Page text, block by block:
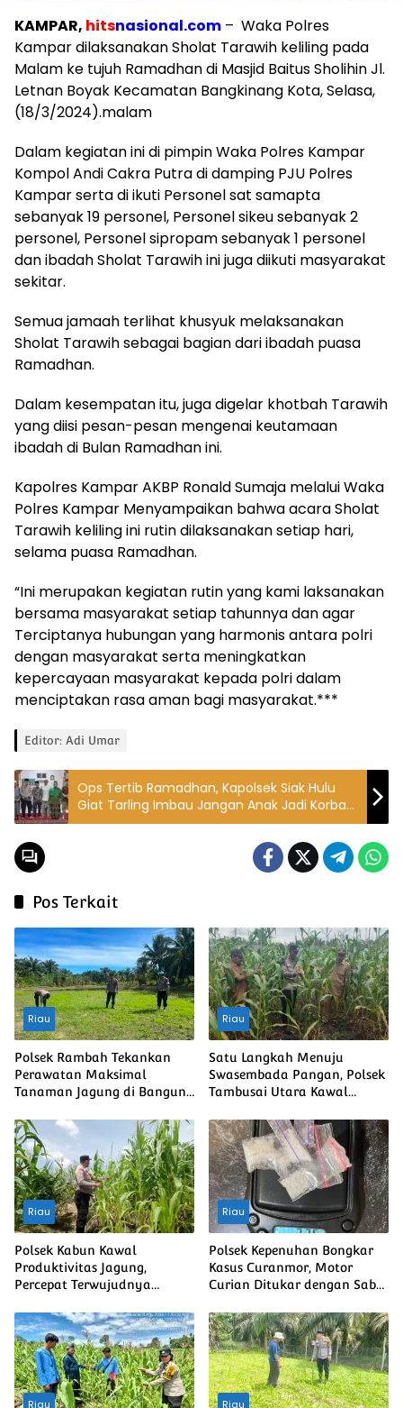
KAMPAR, hitsnasional.com – Waka Polres
Kampar dilaksanakan Sholat Tarawih keliling pada
Malam ke tujuh Ramadhan di Masjid Baitus Sholihin Jl.
Letnan Boyak Kecamatan Bangkinang Kota, Selasa,
(18/3/2024).malam
Dalam kegiatan ini di pimpin Waka Polres Kampar
Kompol Andi Cakra Putra di damping PJU Polres
Kampar serta di ikuti Personel sat samapta
sebanyak 19 personel, Personel sikeu sebanyak 2
personel, Personel sipropam sebanyak 1 personel
dan ibadah Sholat Tarawih ini juga diikuti masyarakat
sekitar.
Semua jamaah terlihat khusyuk melaksanakan
Sholat Tarawih sebagai bagian dari ibadah puasa
Ramadhan.
Dalam kesempatan itu, juga digelar khotbah Tarawih
yang diisi pesan-pesan mengenai keutamaan
ibadah di Bulan Ramadhan ini.
Kapolres Kampar AKBP Ronald Sumaja melalui Waka
Polres Kampar Menyampaikan bahwa acara Sholat
Tarawih keliling ini rutin dilaksanakan setiap hari,
selama puasa Ramadhan.
“Ini merupakan kegiatan rutin yang kami laksanakan
bersama masyarakat setiap tahunnya dan agar
Terciptanya hubungan yang harmonis antara polri
dengan masyarakat serta meningkatkan
kepercayaan masyarakat kepada polri dalam
menciptakan rasa aman bagi masyarakat.***
Editor: Adi Umar
Ops Tertib Ramadhan, Kapolsek Siak Hulu
Giat Tarling Imbau Jangan Anak Jadi Korban
atauPelaku Kejahatan
Pos Terkait
Riau
Polsek Rambah Tekankan
Perawatan Maksimal
Tanaman Jagung di Bangun
Ketahanan Pangan Nasional
Riau
Satu Langkah Menuju
Swasembada Pangan, Polsek
Tambusai Utara Kawal
Diuji Curah Hujan
Riau
Polsek Kabun Kawal
Produktivitas Jagung,
Percepat Terwujudnya
Nasional
Riau
Polsek Kepenuhan Bongkar
Kasus Curanmor, Motor
Curian Ditukar dengan Sabu
Riau Riau